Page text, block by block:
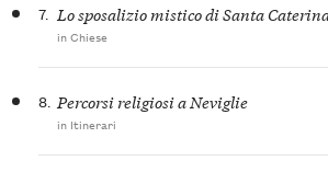
7. Lo sposalizio mistico di Santa
in Chiese
8. Percorsi religiosi a Neviglie
in Itinerari